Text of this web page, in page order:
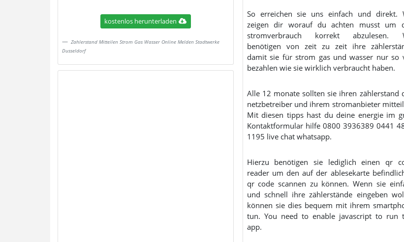
kostenlos herunterladen
Zahlerstand Mitteilen Strom Gas Wasser Online Melden Stadtwerke
Dusseldorf
So erreichen sie uns einfach und direkt. Wir
zeigen dir worauf du achten musst um
stromverbrauch korrekt abzulesen. Wir
benötigen von zeit zu zeit ihre
damit sie für strom gas und wasser nur so
bezahlen wie sie wirklich verbraucht haben.
Alle 12 monate sollten sie ihren zählerstand
netzbetreiber und ihrem stromanbieter
Mit diesen tipps hast du deine energie im
Kontaktformular hilfe 0800 3936389 0441
1195 live chat whatsapp.
Hierzu benötigen sie lediglich einen qr
reader um den auf der ablesekarte
qr code scannen zu können. Wenn sie einfach
und schnell ihre zählerstände eingeben
können sie dies bequem mit ihrem
tun. You need to enable javascript to run this
app.